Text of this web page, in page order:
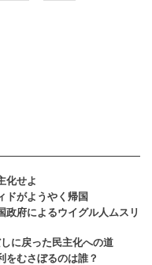
化せよ
ドがようやく帰国
政府によるウイグル人ムスリ
に戻った民主化への道
むさぼるのは誰？